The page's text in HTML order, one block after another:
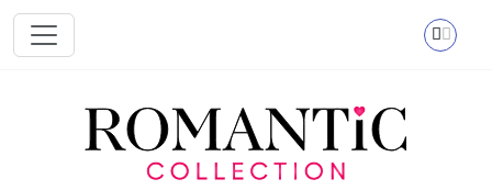
Перейти к основному содержанию